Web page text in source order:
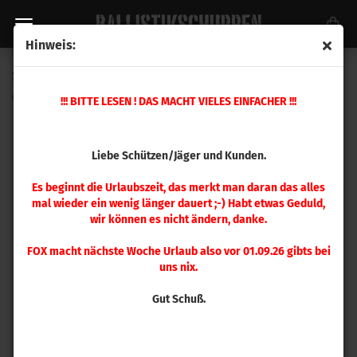
Hinweis:
!!! BITTE LESEN ! DAS MACHT VIELES EINFACHER !!!
Liebe Schützen/Jäger und Kunden.
Es beginnt die Urlaubszeit, das merkt man daran das alles
mal wieder ein wenig länger dauert ;-) Habt etwas Geduld,
wir können es nicht ändern, danke.
FOX macht nächste Woche Urlaub also vor 01.09.26 gibts bei
uns nix.
Gut Schuß.
Speer .284 Grand-Slam 145 gr 50 Stück
1632)